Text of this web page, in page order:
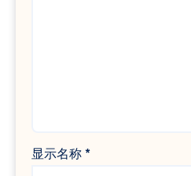
显示名称 *